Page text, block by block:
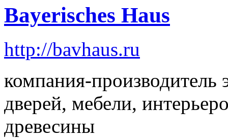
Bayerisches Haus
http://bavhaus.ru
компания-
дверей, мебели,
древесины